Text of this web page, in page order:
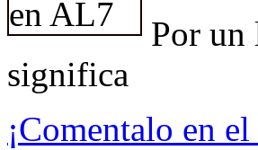
Por un
significa
¡Comentalo en